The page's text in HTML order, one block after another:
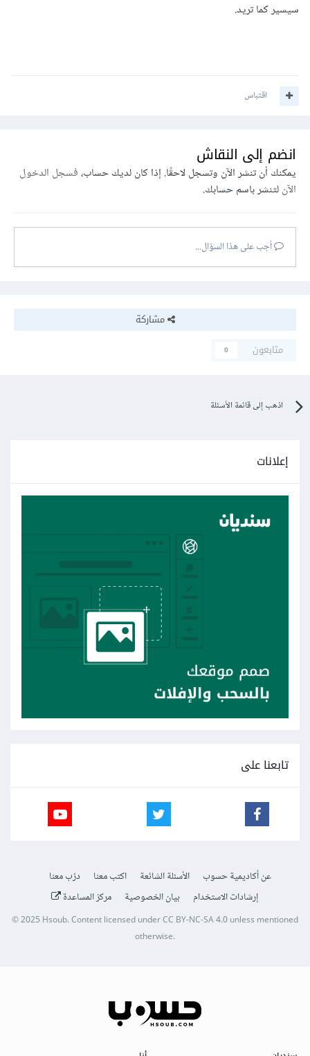
سيسير كما تريد.
اقتباس
انضم إلى النقاش
يمكنك أن تنشر الآن وتسجل لاحقًا. إذا كان لديك حساب،فسجل الدخول
الآنلتنشر باسم حسابك.
أجب على هذا السؤال...
مشاركة
متابعون
0
اذهب إلى قائمة الأسئلة
إعلانات
تابعنا على
عن أكاديمية حسوب الأسئلة الشائعة اكتب معنا
درّب معنا
إرشادات الاستخدام
بيان الخصوصية مركز المساعدة
© 2025Hsoub.Content licensed underCC BY-NC-SA 4.0unless mentioned
otherwise.